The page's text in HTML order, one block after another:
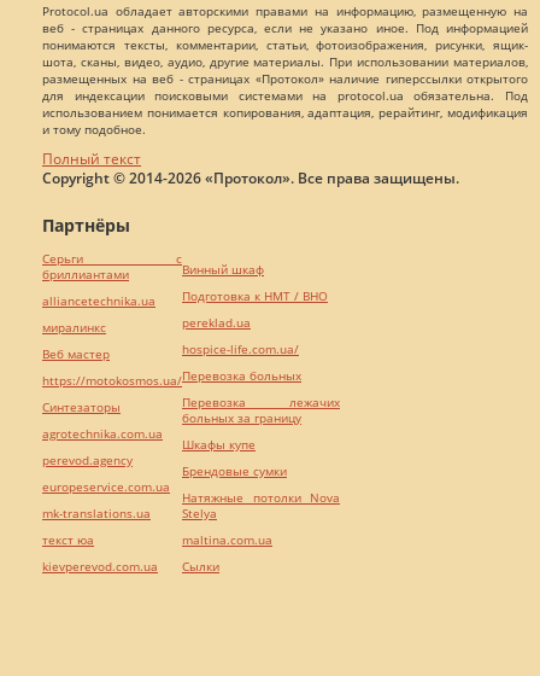
Protocol.ua обладает авторскими правами на информацию, размещенную на
веб - страницах данного ресурса, если не указано иное. Под информацией
понимаются тексты, комментарии, статьи, фотоизображения, рисунки, ящик-
шота, сканы, видео, аудио, другие материалы. При использовании материалов,
размещенных на веб - страницах «Протокол» наличие гиперссылки открытого
для индексации поисковыми системами на protocol.ua обязательна. Под
использованием понимается копирования, адаптация, рерайтинг, модификация
и тому подобное.
Полный текст
Copyright © 2014-2026 «Протокол». Все права защищены.
Партнёры
Серьги с
бриллиантами
alliancetechnika.ua
миралинкс
Веб мастер
https://motokosmos.ua/
Синтезаторы
agrotechnika.com.ua
perevod.agency
europeservice.com.ua
mk-translations.ua
текст юа
kievperevod.com.ua
Винный шкаф
Подготовка к НМТ / ВНО
pereklad.ua
hospice-life.com.ua/
Перевозка больных
Перевозка лежачих
больных за границу
Шкафы купе
Брендовые сумки
Натяжные потолки Nova
Stelya
maltina.com.ua
Cылки